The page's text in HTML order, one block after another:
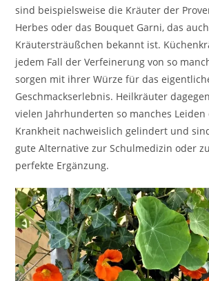
sind beispielsweise die Kräuter der
Herbes oder das Bouquet Garni, das
Kräutersträußchen bekannt ist.
jedem Fall der Verfeinerung von so
sorgen mit ihrer Würze für das
Geschmackserlebnis. Heilkräuter
vielen Jahrhunderten so manches Leiden
Krankheit nachweislich gelindert und
gute Alternative zur Schulmedizin oder
perfekte Ergänzung.